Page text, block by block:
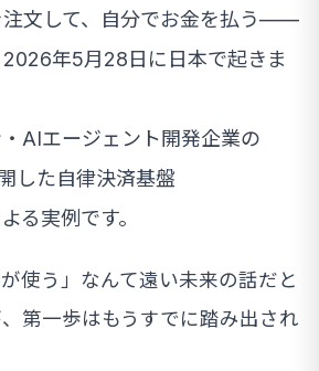
注文して、自分でお金を払う——
年5月28日に日本で起きま
AIエージェント開発企業の
した自律決済基盤
る実例です。
使う」なんて遠い未来の話だと
第一歩はもうすでに踏み出され